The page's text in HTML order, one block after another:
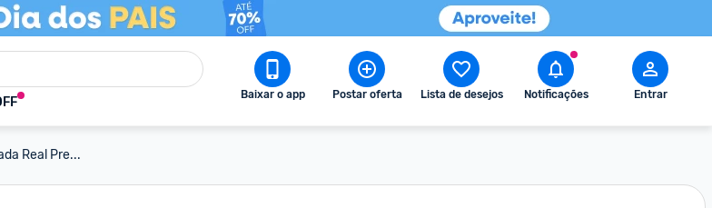
Baixar o app Postar oferta Lista de desejos Notificações Entrar
Real Pre...